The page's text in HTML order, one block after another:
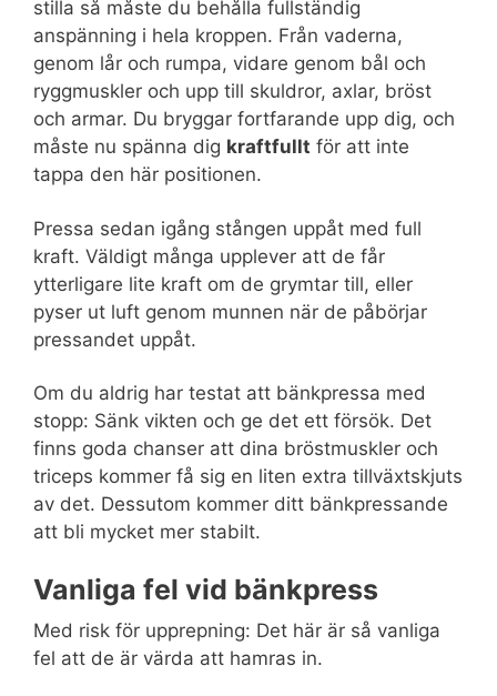
stilla så måste du behålla fullständig
anspänning i hela kroppen. Från vaderna,
genom lår och rumpa, vidare genom bål och
ryggmuskler och upp till skuldror, axlar, bröst
och armar. Du bryggar fortfarande upp dig, och
måste nu spänna dig kraftfullt för att inte
tappa den här positionen.
Pressa sedan igång stången uppåt med full
kraft. Väldigt många upplever att de får
ytterligare lite kraft om de grymtar till, eller
pyser ut luft genom munnen när de påbörjar
pressandet uppåt.
Om du aldrig har testat att bänkpressa med
stopp: Sänk vikten och ge det ett försök. Det
finns goda chanser att dina bröstmuskler och
triceps kommer få sig en liten extra tillväxtskjuts
av det. Dessutom kommer ditt bänkpressande
att bli mycket mer stabilt.
Vanliga fel vid bänkpress
Med risk för upprepning: Det här är så vanliga
fel att de är värda att hamras in.